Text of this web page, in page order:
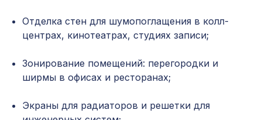
2,0м, дуб темный
Экран для радиатора, МАССИВ,
Диагональ, бук без отделки
Перфорированная панель
Отделка стен для шумопоглащения в колл-
центрах, кинотеатрах, студиях записи;
Зонирование помещений: перегородки и
ширмы в офисах и ресторанах;
Экраны для радиаторов и решетки для